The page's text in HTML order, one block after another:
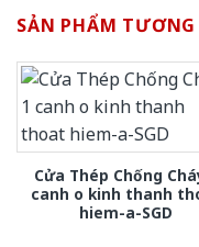
SẢN PHẨM
Cửa Thép Chống
canh o kinh thanh
hiem-a-SGD